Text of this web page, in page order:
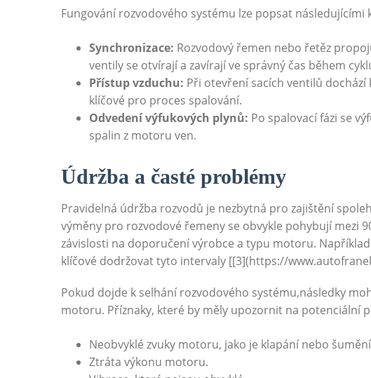
Fungování rozvodového systému lze popsat následujícími
Synchronizace: Rozvodový řemen nebo řetěz
ventily se otvírají a zavírají ve správný čas během
Přístup vzduchu: Při otevření sacích ventilů
klíčové pro proces spalování.
Odvedení výfukových plynů: Po spalovací fázi se
spalin z motoru ven.
Údržba a časté problémy
Pravidelná údržba rozvodů je nezbytná pro zajištění
výměny pro rozvodové řemeny se obvykle pohybují mezi
závislosti na doporučení výrobce a typu motoru.
klíčové dodržovat tyto intervaly [[3](https://
Pokud dojde k selhání rozvodového systému,následky
motoru. Příznaky, které by měly upozornit na potenciální
Neobvyklé zvuky motoru, jako je klapání nebo
Ztráta výkonu motoru.